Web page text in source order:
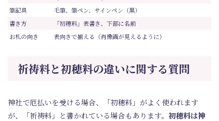
筆記具
毛筆、筆ペン、サインペン（黒）
書き方
「初穂料」表書き、下部に名前
お札の向き
表向きで揃える（肖像画が見えるように）
祈祷料と初穂料の違いに関する質問
神社で厄払いを受ける場合、「初穂料」がよく使われます
が、「祈祷料」と書かれている場合もあります。 初穂料は神